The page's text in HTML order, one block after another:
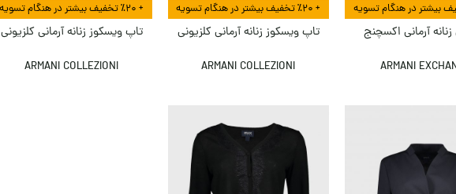
آرمانی اکسچنج
ARMANI
+ ٪۲۰ تخفیف بیشتر در هنگام تسویه
تاپ ویسکوز زنانه آرمانی کلزیونی
ARMANI COLLEZIONI
+ ٪۲۰ تخفیف بیشتر در هنگام تسویه
تاپ ویسکوز زنانه آرمانی کلزیونی
ARMANI COLLEZIONI